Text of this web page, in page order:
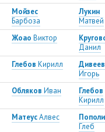
Мойзес
Барбоза
Лукин
Матвей
Жоао Виктор
Данил
Глебов Кирилл
Дивеев
Игорь
Обляков Иван
Глебов
Кирилл
МатеусАлвес
Глеб